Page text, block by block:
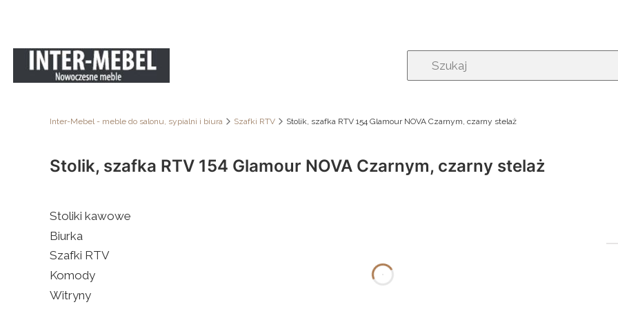
Inter-Mebel - meble do salonu, sypialni i biura Szafki RTV Stolik, szafka RTV 154 Glamour NOVA Czarnym, czarny stelaż
Stolik, szafka RTV 154 Glamour NOVA Czarnym, czarny stelaż
Stoliki kawowe
Biurka
Szafki RTV
Komody
Witryny
godziny